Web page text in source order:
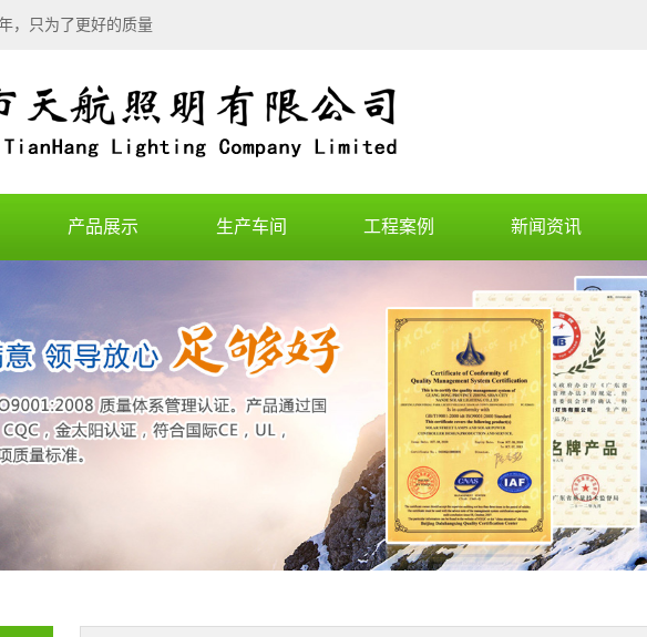
，只为了更好的质量
产品展示 生产车间 工程案例 新闻资讯